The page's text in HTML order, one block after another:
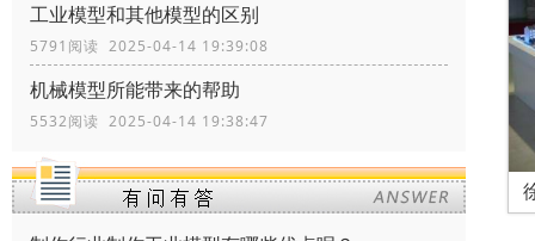
工业模型和其他模型的区别
5791阅读 2025-04-14 19:39:08
机械模型所能带来的帮助
5532阅读 2025-04-14 19:38:47